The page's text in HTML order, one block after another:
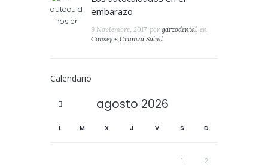
embarazo
9 Noviembre, 2017 por garzodental en
Consejos,Crianza,Salud
Calendario
agosto 2026
L M X J V S D
1 2